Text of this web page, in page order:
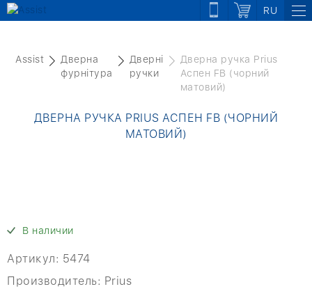
RU
Assist
Дверна
фурнітура
Дверні
ручки
Дверна ручка Prius
Аспен FB (чорний
матовий)
ДВЕРНА РУЧКА PRIUS АСПЕН FB (ЧОРНИЙ
МАТОВИЙ)
В наличии
Артикул: 5474
Производитель: Prius